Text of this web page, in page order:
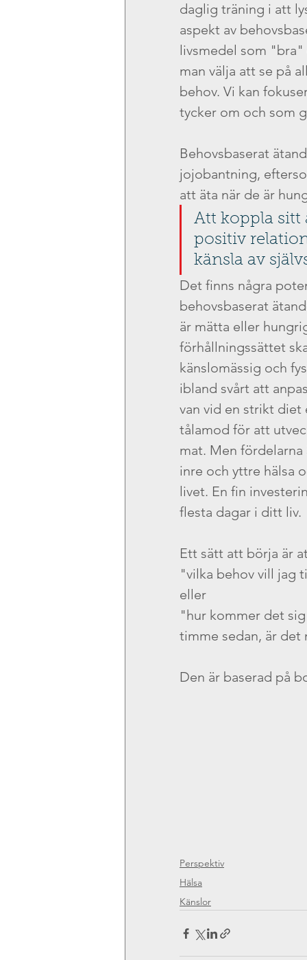
daglig träning i att
aspekt av
livsmedel som
man välja att se på
behov. Vi kan
tycker om och som
Behovsbaserat
jojobantning,
att äta när de är
Att koppla sitt
positiv
känsla av
Det finns några
behovsbaserat
är mätta eller
förhållningssättet
känslomässig och
ibland svårt att
van vid en strikt diet
tålamod för att
mat. Men
inre och yttre hälsa
livet. En fin
flesta dagar i ditt liv.
Ett sätt att börja är
"vilka behov vill jag
eller
"hur kommer det
timme sedan, är det
Den är baserad på
Perspektiv
Hälsa
Känslor